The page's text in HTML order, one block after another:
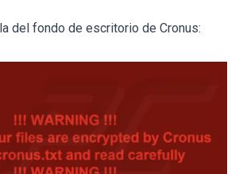
del fondo de escritorio de Cronus: